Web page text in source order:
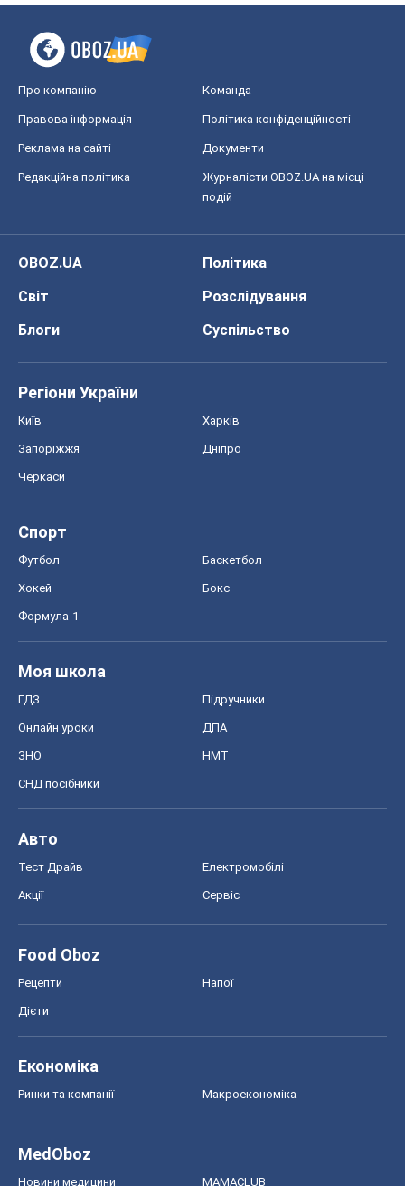
Про компанію Команда
Правова інформація Політика конфіденційності
Реклама на сайті Документи
Редакційна політика
Журналісти OBOZ.UA на місці
подій
OBOZ.UA
Політика
Світ
Розслідування
Блоги
Суспільство
Регіони України
Київ Харків
Запоріжжя Дніпро
Черкаси
Спорт
Футбол Баскетбол
Хокей Бокс
Формула-1
Моя школа
ГДЗ Підручники
Онлайн уроки ДПА
ЗНО НМТ
СНД посібники
Авто
Тест Драйв Електромобілі
Акції Сервіс
Food Oboz
Рецепти Напої
Дієти
Економіка
Ринки та компанії Макроекономіка
MedOboz
Новини медицини MAMACLUB